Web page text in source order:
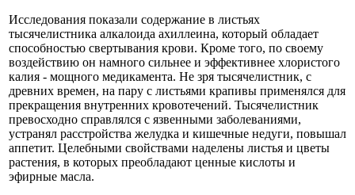
Исследования показали содержание в листьях
тысячелистника алкалоида ахиллеина, который обладает
способностью свертывания крови. Кроме того, по своему
воздействию он намного сильнее и эффективнее хлористого
калия - мощного медикамента. Не зря тысячелистник, с
древних времен, на пару с листьями крапивы применялся для
прекращения внутренних кровотечений. Тысячелистник
превосходно справлялся с язвенными заболеваниями,
устранял расстройства желудка и кишечные недуги, повышал
аппетит. Целебными свойствами наделены листья и цветы
растения, в которых преобладают ценные кислоты и
эфирные масла.